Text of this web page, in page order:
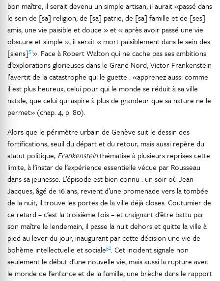
bon maître, il serait devenu un simple artisan, il aurait «passé dans
le sein de [sa] religion, de [sa] patrie, de [sa] famille et de [ses]
amis, une vie paisible et douce » et « après avoir passé une vie
obscure et simple », il serait « mort paisiblement dans le sein des
[siens]51». Face à Robert Walton qui ne cache pas ses ambitions
d’explorations glorieuses dans le Grand Nord, Victor Frankenstein
l’avertit de la catastrophe qui le guette : «apprenez aussi comme
il est plus heureux, celui pour qui le monde se réduit à sa ville
natale, que celui qui aspire à plus de grandeur que sa nature ne le
permet» (chap. 4, p. 80).
Alors que le périmètre urbain de Genève suit le dessin des
fortifications, seuil du départ et du retour, mais aussi repère du
statut politique, Frankensteinthématise à plusieurs reprises cette
limite, à l’instar de l’expérience essentielle vécue par Rousseau
dans sa jeunesse. L’épisode est bien connu : un soir où Jean-
Jacques, âgé de 16 ans, revient d’une promenade vers la tombée
de la nuit, il trouve les portes de la ville déjà closes. Coutumier de
ce retard – c’est la troisième fois – et craignant d’être battu par
son maître le lendemain, il passe la nuit dehors et quitte la ville à
pied au lever du jour, inaugurant par cette décision une vie de
bohème intellectuelle et sociale52. Cet incident signale non
seulement le début d’une nouvelle vie, mais aussi la rupture avec
le monde de l’enfance et de la famille, une brèche dans le rapport